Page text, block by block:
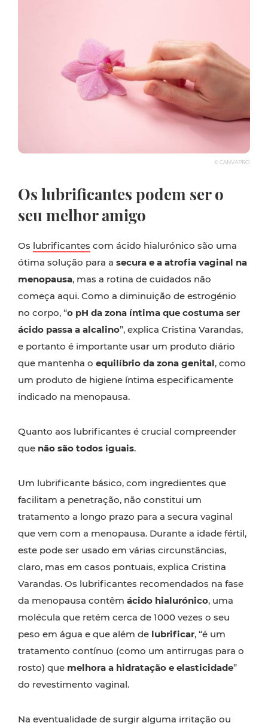
© CANVAPRO
Os lubrificantes podem ser o
seu melhor amigo
Os lubrificantes com ácido hialurónico são uma
ótima solução para a secura e a atrofia vaginal na
menopausa, mas a rotina de cuidados não
começa aqui. Como a diminuição de estrogénio
no corpo, “o pH da zona íntima que costuma ser
ácido passa a alcalino”, explica Cristina Varandas,
e portanto é importante usar um produto diário
que mantenha o equilíbrio da zona genital, como
um produto de higiene íntima especificamente
indicado na menopausa.
Quanto aos lubrificantes é crucial compreender
que não são todos iguais.
Um lubrificante básico, com ingredientes que
facilitam a penetração, não constitui um
tratamento a longo prazo para a secura vaginal
que vem com a menopausa. Durante a idade fértil,
este pode ser usado em várias circunstâncias,
claro, mas em casos pontuais, explica Cristina
Varandas. Os lubrificantes recomendados na fase
da menopausa contêm ácido hialurónico, uma
molécula que retém cerca de 1000 vezes o seu
peso em água e que além de lubrificar, “é um
tratamento contínuo (como um antirrugas para o
rosto) que melhora a hidratação e elasticidade”
do revestimento vaginal.
Na eventualidade de surgir alguma irritação ou